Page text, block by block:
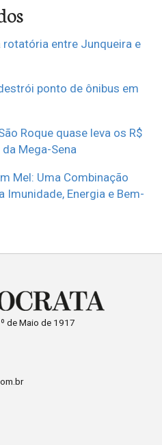
rotatória entre Junqueira e
ponto de ônibus em
Roque quase leva os R$
Mega-Sena
Mel: Uma Combinação
Imunidade, Energia e Bem-
de Maio de 1917